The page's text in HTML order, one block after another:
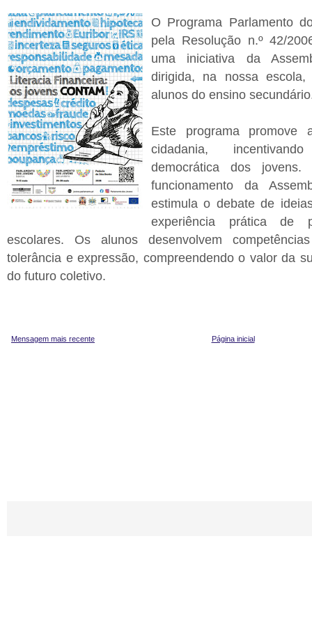
O Programa Parlamento
pela Resolução n.º 42/
uma iniciativa da
dirigida, na nossa escola,
alunos do ensino
Este programa promove
cidadania,
democrática dos
funcionamento da
estimula o debate de
experiência prática de
escolares. Os alunos desenvolvem
tolerância e expressão, compreendendo o valor da
do futuro coletivo.
Mensagem mais recente Página inicial